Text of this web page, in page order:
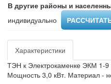
В другие районы и
индивидуально ​
Характеристики
ТЭН к Электрокаменке ЭКМ 1-
Мощность 3,0 кВт. Материал -